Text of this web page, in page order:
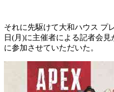
それに先駆けて大和ハウス プ
日(月)に主催者による記者会見
に参加させていただいた。